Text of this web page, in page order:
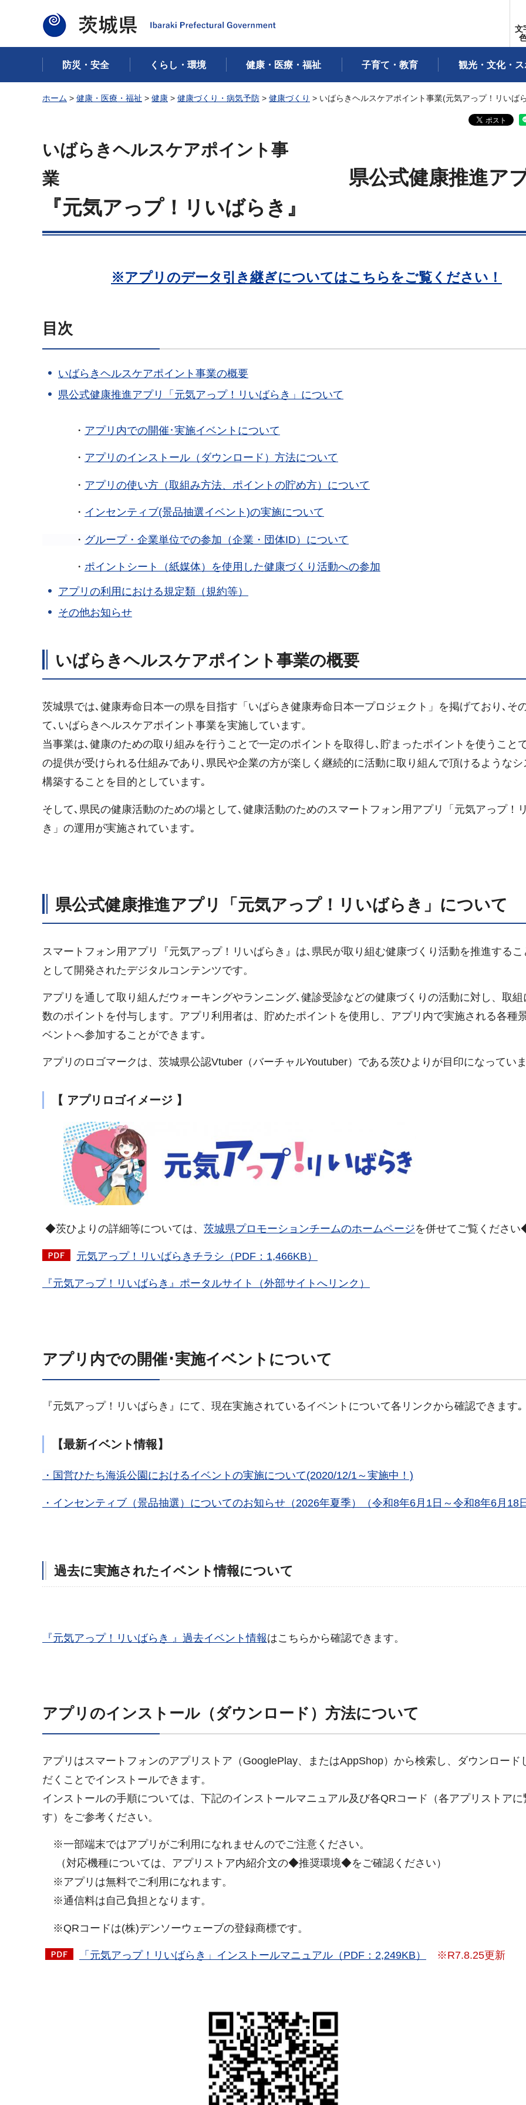
茨城県
文
防災・安全 くらし・環境 健康・医療・福祉 子育て・教育 観光・文化・
ホーム > 健康・医療・福祉 > 健康 > 健康づくり・病気予防 > 健康づくり > いばらきヘルスケアポイント事業(元気アっプ！リいば
いばらきヘルスケアポイント事
業 県公式健康推進ア
『元気アっプ！リいばらき』
※アプリのデータ引き継ぎについてはこちらをご覧ください！
目次
いばらきヘルスケアポイント事業の概要
県公式健康推進アプリ「元気アっプ！リいばらき」について
・ アプリ内での開催･実施イベントについて
・ アプリのインストール（ダウンロード）方法について
・ アプリの使い方（取組み方法、ポイントの貯め方）について
・ インセンティブ(景品抽選イベント)の実施について
・ グループ・企業単位での参加（企業・団体ID）について
・ ポイントシート（紙媒体）を使用した健康づくり活動への参加
アプリの利用における規定類（規約等）
その他お知らせ
いばらきヘルスケアポイント事業の概要
茨城県では､健康寿命日本一の県を目指す「いばらき健康寿命日本一プロジェクト」を掲げており､そ
て､いばらきヘルスケアポイント事業を実施しています。
当事業は､健康のための取り組みを行うことで一定のポイントを取得し､貯まったポイントを使うこと
の提供が受けられる仕組みであり､県民や企業の方が楽しく継続的に活動に取り組んで頂けるようなシ
構築することを目的としています｡
そして､県民の健康活動のための場として､健康活動のためのスマートフォン用アプリ「元気アっプ！
き」の運用が実施されています｡
県公式健康推進アプリ「元気アっプ！リいばらき」について
スマートフォン用アプリ『元気アっプ！リいばらき』は､県民が取り組む健康づくり活動を推進する
として開発されたデジタルコンテンツです。
アプリを通して取り組んだウォーキングやランニング､健診受診などの健康づくりの活動に対し、取組
数のポイントを付与します。アプリ利用者は、貯めたポイントを使用し、アプリ内で実施される各種
ベントへ参加することができます｡
アプリのロゴマークは、茨城県公認Vtuber（バーチャルYoutuber）である茨ひよりが目印になってい
【 アプリロゴイメージ 】
◆茨ひよりの詳細等については、 茨城県プロモーションチームのホームページを併せてご覧くださ
元気アっプ！リいばらきチラシ（PDF：1,466KB）
『元気アっプ！リいばらき』ポータルサイト（外部サイトへリンク）
アプリ内での開催･実施イベントについて
『元気アっプ！リいばらき』にて、現在実施されているイベントについて各リンクから確認できます｡
【最新イベント情報】
・国営ひたち海浜公園におけるイベントの実施について(2020/12/1～実施中！)
・インセンティブ（景品抽選）についてのお知らせ（2026年夏季）（令和8年6月1日～令和8年6月18
過去に実施されたイベント情報について
『元気アっプ！リいばらき 』過去イベント情報はこちらから確認できます。
アプリのインストール（ダウンロード）方法について
アプリはスマートフォンのアプリストア（GooglePlay、またはAppShop）から検索し、ダウンロード
だくことでインストールできます。
インストールの手順については、下記のインストールマニュアル及び各QRコード（各アプリストアに
す）をご参考ください。
※一部端末ではアプリがご利用になれませんのでご注意ください。
（対応機種については、アプリストア内紹介文の◆推奨環境◆をご確認ください）
※アプリは無料でご利用になれます。
※通信料は自己負担となります。
※QRコードは(株)デンソーウェーブの登録商標です。
「元気アっプ！リいばらき」インストールマニュアル（PDF：2,249KB） ※R7.8.25更新